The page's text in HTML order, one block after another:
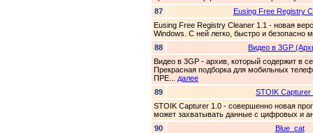
87
Eusing Free Registry
Eusing Free Registry Cleaner 1.1 - новая
Windows. С ней легко, быстро и безопасно
88
Видео в 3GP
Видео в 3GP - архив, который содержит в
Прекрасная подборка для мобильных
ПРЕ... далее
89
STOIK Capturer
STOIK Capturer 1.0 - совершенно новая
может захватывать данные с цифровых и
90
Blue_cat